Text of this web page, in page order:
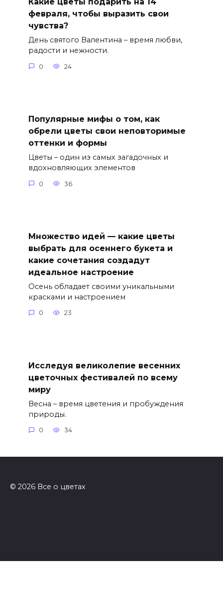
февраля, чтобы выразить свои
чувства?
День святого Валентина – время любви,
радости и нежности.
0 24
Популярные мифы о том, как
обрели цветы свои неповторимые
оттенки и формы
Цветы – один из самых загадочных и
вдохновляющих элементов
0 36
Множество идей — какие цветы
выбрать для осеннего букета и
какие сочетания создадут
идеальное настроение
Осень обладает своими уникальными
красками и настроением
0 23
Исследуя великолепие весенних
цветочных фестивалей по всему
миру
Весна – время цветения и пробуждения
природы.
0 34
© 2026 Все о цветах